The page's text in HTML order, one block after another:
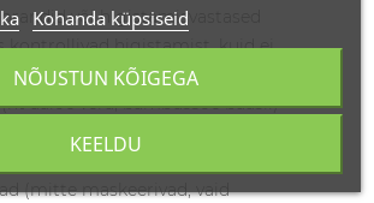
või higistamisvastased
kontrollivad higistamist, kuid ei
lõhnaga looduslikud
aaloe vera, bambussöe baasil)
mõeldud niiskust imavad
(mitte maskeerivad, vaid
Kohanda küpsiseid
KEELDU
NÕUSTUN KÕIGEGA